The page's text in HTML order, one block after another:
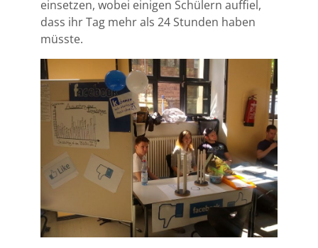
einsetzen, wobei einigen Schülern auffiel,
dass ihr Tag mehr als 24 Stunden haben
müsste.